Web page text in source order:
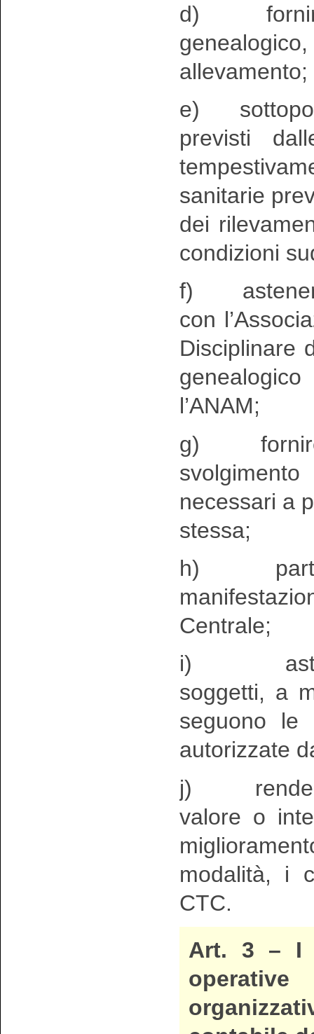
d) fornire
allevamento;
e)
previsti
sanitarie
dei
condizioni
f) astenersi
con
Disciplinare
l’ANAM;
g) fornire i
necessari a
stessa;
h)
Centrale;
i)
soggetti, a
seguono le
autorizzate
j) rendere
valore o
modalità, i
CTC.
Art. 3 – I